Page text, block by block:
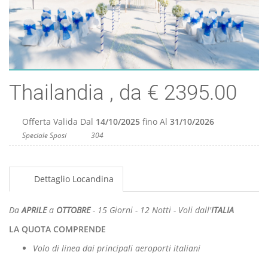
Thailandia , da € 2395.00
Offerta Valida Dal 14/10/2025fino Al 31/10/2026
Speciale Sposi 304
Dettaglio Locandina
DaAPRILEa OTTOBRE- 15 Giorni - 12 Notti - Voli dall'ITALIA
LA QUOTA COMPRENDE
Volo di linea dai principali aeroporti italiani